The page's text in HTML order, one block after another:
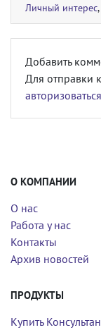
Личный интерес,
Добавить
Для отправки
авторизоваться
О КОМПАНИИ
О нас
Работа у нас
Контакты
Архив новостей
ПРОДУКТЫ
Купить